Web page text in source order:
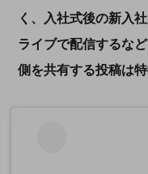
く、入社式後の新入
ライブで配信するな
側を共有する投稿は特